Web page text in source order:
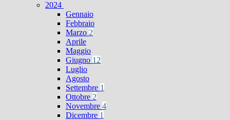
2024
Gennaio
Febbraio
Marzo 2
Aprile
Maggio
Giugno 12
Luglio
Agosto
Settembre 1
Ottobre 2
Novembre 4
Dicembre 1